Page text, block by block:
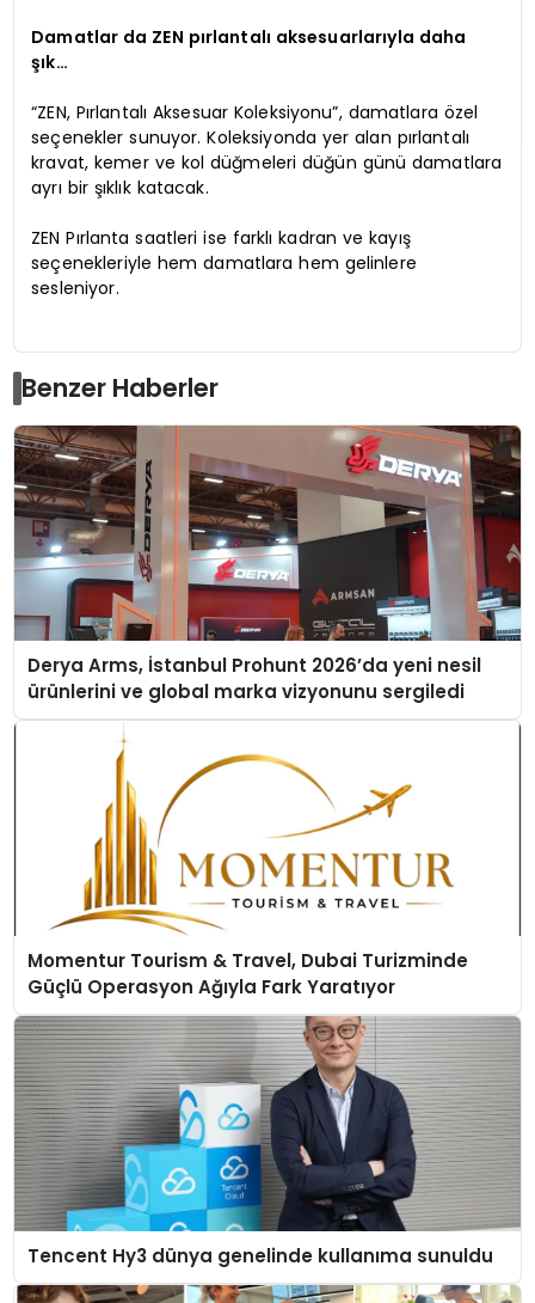
Damatlar da ZEN pırlantalı aksesuarlarıyla daha
şık…
“ZEN, Pırlantalı Aksesuar Koleksiyonu”, damatlara özel
seçenekler sunuyor. Koleksiyonda yer alan pırlantalı
kravat, kemer ve kol düğmeleri düğün günü damatlara
ayrı bir şıklık katacak.
ZEN Pırlanta saatleri ise farklı kadran ve kayış
seçenekleriyle hem damatlara hem gelinlere
sesleniyor.
Benzer Haberler
Derya Arms, İstanbul Prohunt 2026’da yeni nesil
ürünlerini ve global marka vizyonunu sergiledi
Momentur Tourism & Travel, Dubai Turizminde
Güçlü Operasyon Ağıyla Fark Yaratıyor
Tencent Hy3 dünya genelinde kullanıma sunuldu